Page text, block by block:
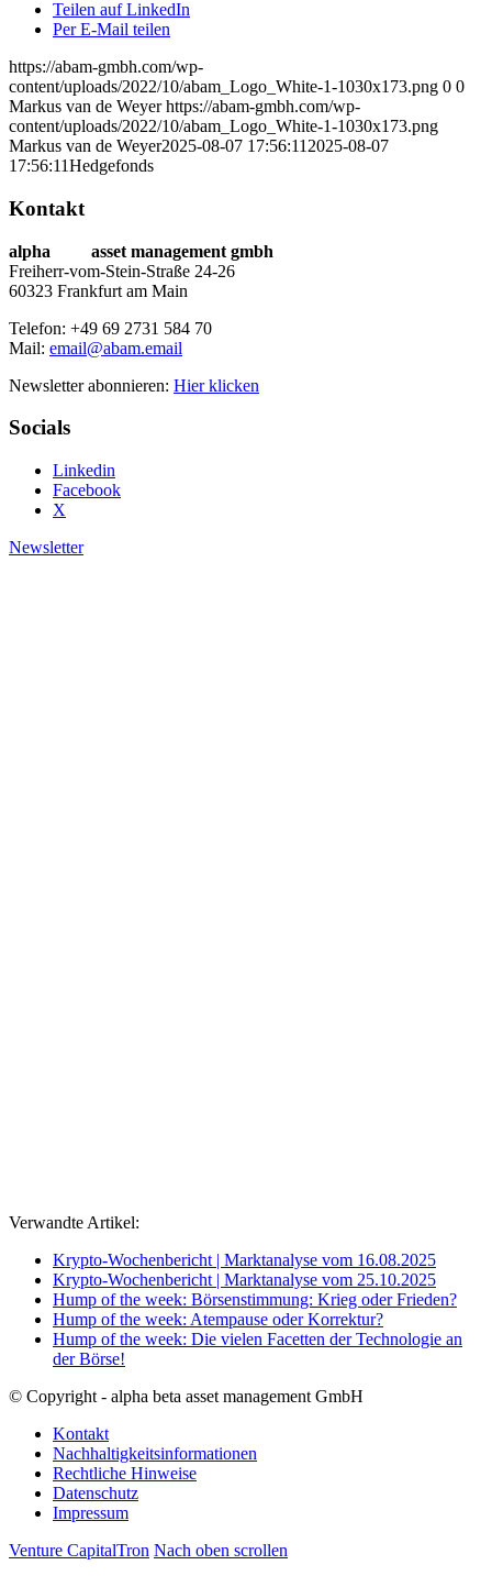
Teilen auf LinkedIn
Per E-Mail teilen
https://abam-gmbh.com/wp-
content/uploads/2022/10/abam_Logo_White-1-1030x173.png 0 0
Markus van de Weyer https://abam-gmbh.com/wp-
content/uploads/2022/10/abam_Logo_White-1-1030x173.png
Markus van de Weyer2025-08-07 17:56:11 2025-08-07
17:56:11Hedgefonds
Kontakt
alpha
asset management gmbh
Freiherr-vom-Stein-Straße 24-26
60323 Frankfurt am Main
Telefon: +49 69 2731 584 70
Mail: email@abam.email
Newsletter abonnieren: Hier klicken
Socials
Linkedin
Facebook
X
Newsletter
Verwandte Artikel:
Krypto-Wochenbericht | Marktanalyse vom 16.08.2025
Krypto-Wochenbericht | Marktanalyse vom 25.10.2025
Hump of the week: Börsenstimmung: Krieg oder Frieden?
Hump of the week: Atempause oder Korrektur?
Hump of the week: Die vielen Facetten der Technologie an
der Börse!
© Copyright - alpha beta asset management GmbH
Kontakt
Nachhaltigkeitsinformationen
Rechtliche Hinweise
Datenschutz
Impressum
Venture CapitalTron Nach oben scrollen